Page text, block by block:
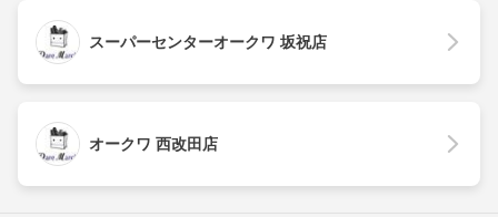
スーパーセンターオークワ 坂祝店
オークワ 西改田店